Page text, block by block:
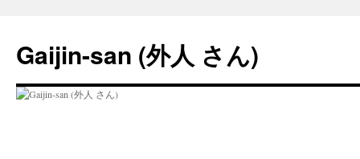
springen
Gaijin-san (外人 さん)